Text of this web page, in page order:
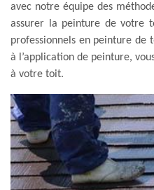
avec notre équipe des
assurer la peinture de votre
professionnels en peinture de
à l’application de peinture,
à votre toit.